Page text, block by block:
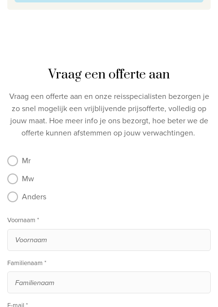
Vraag een offerte aan
Vraag een offerte aan en onze reisspecialisten bezorgen je
zo snel mogelijk een vrijblijvende prijsofferte, volledig op
jouw maat. Hoe meer info je ons bezorgt, hoe beter we de
offerte kunnen afstemmen op jouw verwachtingen.
Mr
Mw
Anders
Voornaam *
Familienaam *